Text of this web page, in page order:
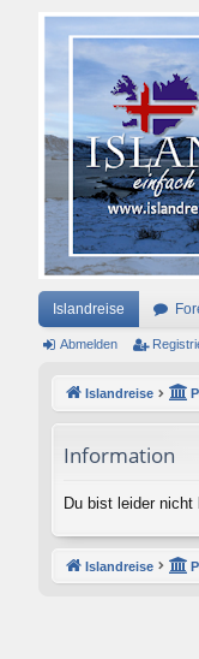
Islandreise
Abmelden
Islandreise
Information
Du bist leider nicht
Islandreise